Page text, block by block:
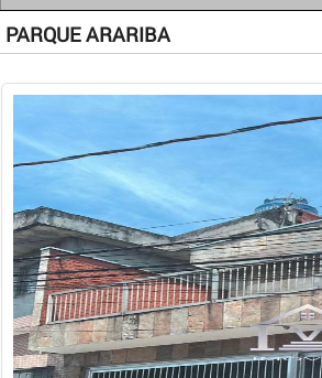
PARQUE ARARIBA